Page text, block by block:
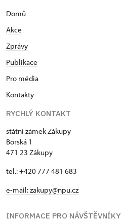
Domů
Akce
Zprávy
Publikace
Pro média
Kontakty
RYCHLÝ KONTAKT
státní zámek Zákupy
Borská 1
471 23 Zákupy
tel.: +420 777 481 683
e-mail: zakupy@npu.cz
INFORMACE PRO NÁVŠTĚVNÍKY